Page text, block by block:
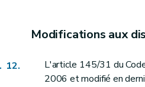
Art. 91
Art. 93
Art. 94
Modifications aux
12.
L'article 145/31 du
2006 et modifié en